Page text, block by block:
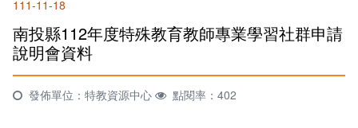
111-11-18
南投縣112年度特殊教育教師專業學習社群申請
說明會資料
發佈單位：特教資源中心 點閱率：402